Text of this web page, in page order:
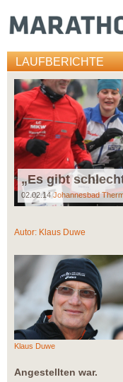
LAUFBERICHTE
„Es gibt
02.02.14Johannesbad
Autor: Klaus Duwe
Klaus Duwe
Angestellten war.